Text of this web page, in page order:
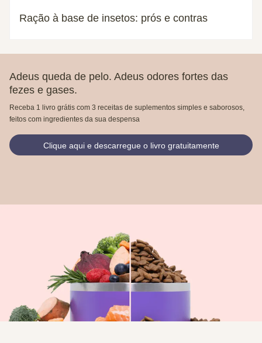
Ração à base de insetos: prós e contras
Adeus queda de pelo. Adeus odores fortes das
fezes e gases.
Receba 1 livro grátis com 3 receitas de suplementos simples e saborosos,
feitos com ingredientes da sua despensa
Clique aqui e descarregue o livro gratuitamente